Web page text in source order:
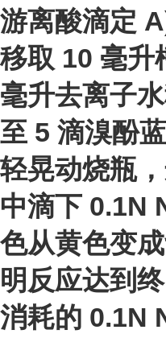
游离酸滴定
移取 10 毫升
毫升去离子
至 5 滴溴酚
轻晃动烧瓶
中滴下 0.1N
色从黄色变
明反应达到
消耗的 0.1N